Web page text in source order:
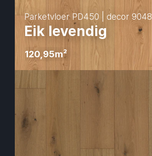
Parketvloer PD450 | decor 9048
Eik levendig
120,95m²